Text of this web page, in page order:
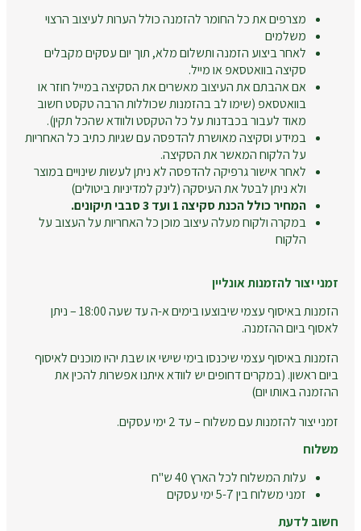
מצרפים את כל החומר להזמנה כולל הערות לעיצוב הרצוי
משלמים
לאחר ביצוע הזמנה ותשלום מלא, תוך יום עסקים מקבלים
סקיצה בוואטסאפ או מייל.
אם אהבתם את העיצוב מאשרים את הסקיצה במייל חוזר או
בוואטסאפ (שימו לב בהזמנות שכוללות הרבה טקסט חשוב
מאוד לעבור בכבדנות על כל הטקסט ולוודא שהכל תקין).
במידע וסקיצה מאושרת להדפסה עם שגיות כתיב כל האחריות
על הלקוח המאשר את הסקיצה.
לאחר אישור גרפיקה להדפסה לא ניתן לעשות שינויים במוצר
ולא ניתן לבטל את העיסקה (לינק למדיניות ביטולים)
המחיר כולל הכנת סקיצה 1 ועד 3 סבבי תיקונים.
במקרה ולקוח מעלה עיצוב מוכן כל האחריות על העצוב על
הלקוח
זמני יצור להזמנות אונליין
הזמנות באיסוף עצמי שיבוצעו בימים א-ה עד שעה 18:00 – ניתן
לאסוף ביום ההזמנה.
הזמנות באיסוף עצמי שיכנסו בימי שישי או שבת יהיו מוכנים לאיסוף
ביום ראשון. (במקרים דחופים יש לוודא איתנו אפשרות להכין את
ההזמנה באותו יום)
זמני יצור להזמנות עם משלוח – עד 2 ימי עסקים.
משלוח
עלות המשלוח לכל הארץ 40 ש"ח
זמני משלוח בין 5-7 ימי עסקים
חשוב לדעת